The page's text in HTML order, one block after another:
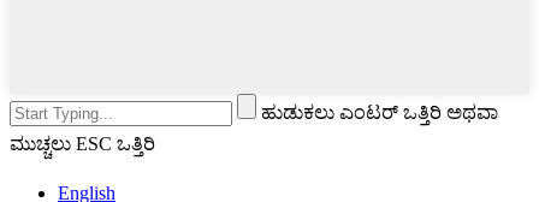
ಹುಡುಕಲು ಎಂಟರ್ ಒತ್ತಿರಿ ಅಥವಾ
ಮುಚ್ಚಲು ESC ಒತ್ತಿರಿ
English